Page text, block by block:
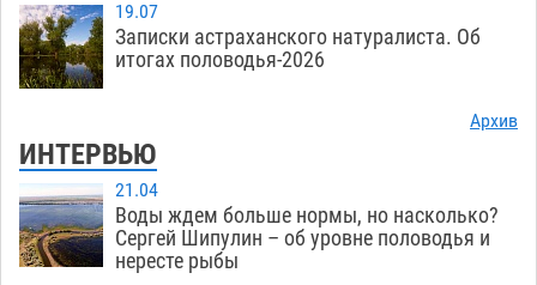
19.07
Записки астраханского натуралиста. Об
итогах половодья-2026
Архив
ИНТЕРВЬЮ
21.04
Воды ждем больше нормы, но насколько?
Сергей Шипулин – об уровне половодья и
нересте рыбы